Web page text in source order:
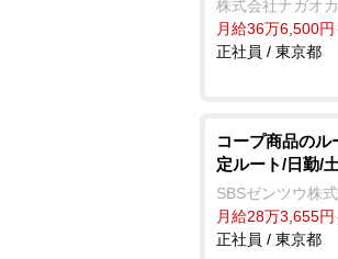
株式会社ナガオ
月給36万6,500円
正社員 / 東京都
コープ商品のル
定ルート/日勤/
SBSゼンツウ株
月給28万3,655円
正社員 / 東京都